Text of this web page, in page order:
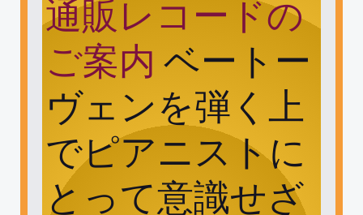
通販レコードの
ご案内 ベートー
ヴェンを弾く上
でピアニストに
とって意識せざ